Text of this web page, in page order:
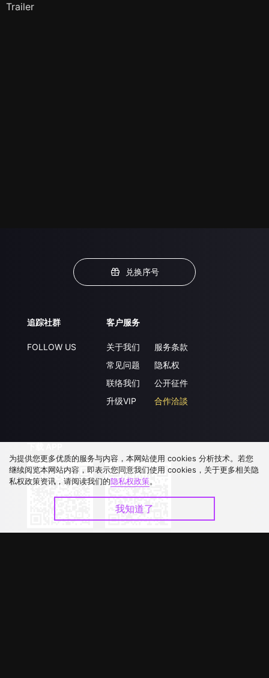
Trailer
兑换序号
追踪社群
FOLLOW US
客户服务
关于我们
常见问题
联络我们
升级VIP
服务条款
隐私权
公开征件
合作洽談
为提供您更多优质的服务与内容，本网站使用 cookies 分析技术。若您
继续阅览本网站内容，即表示您同意我们使用 cookies，关于更多相关隐
私权政策资讯，请阅读我们的隐私权政策。
我知道了